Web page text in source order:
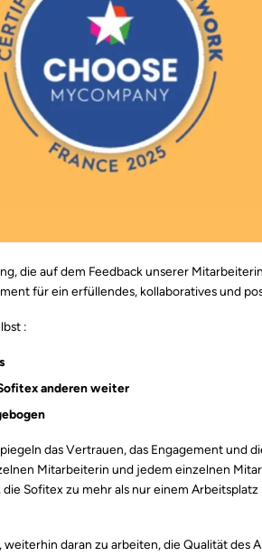
die auf dem Feedback unserer
für ein erfüllendes, kollaboratives und
:
anderen weiter
das Vertrauen, das Engagement und
Mitarbeiterin und jedem einzelnen
Sofitex zu mehr als nur einem
daran zu arbeiten, die Qualität des